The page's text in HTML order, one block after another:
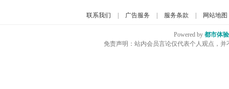
联系我们 广告服务 服务条款 网站地图
Powered by 都市体
免责声明：站内会员言论仅代表个人观点，